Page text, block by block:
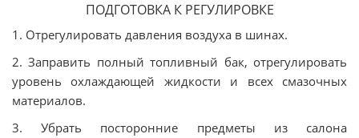
ПОДГОТОВКА К РЕГУЛИРОВКЕ
1. Отрегулировать давления воздуха в шинах.
2. Заправить полный топливный бак, отрегулировать
уровень охлаждающей жидкости и всех смазочных
материалов.
3. Убрать посторонние предметы из салона